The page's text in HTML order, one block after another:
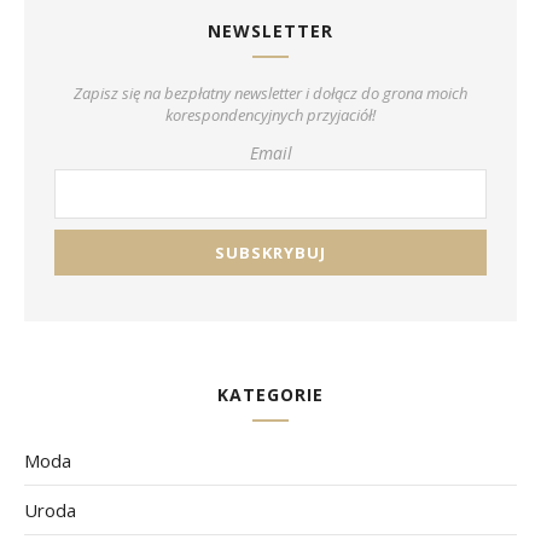
NEWSLETTER
Zapisz się na bezpłatny newsletter i dołącz do grona moich
korespondencyjnych przyjaciół!
Email
KATEGORIE
Moda
Uroda